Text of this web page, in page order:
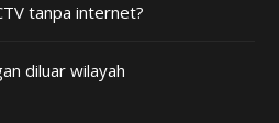
tanpa internet?
diluar wilayah